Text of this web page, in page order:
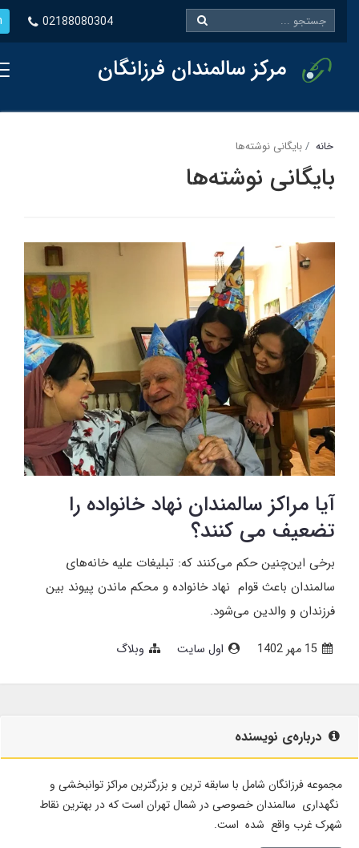
02188080304
مرکز سالمندان فرزانگان
خانه بایگانی نوشته‌ها
بایگانی نوشته‌ها
آیا مراکز سالمندان نهاد خانواده را
تضعیف می کنند؟
برخی این‌چنین حکم می‌کنند که: تبلیغات علیه خانه‌های
سالمندان باعث قوام نهاد خانواده و محکم ماندن پیوند بین
فرزندان و والدین می‌شود.
15 مهر 1402 اول سایت وبلاگ
درباره‌ی نویسنده
مجموعه فرزانگان شامل با سابقه ترین و بزرگترین مراکز توانبخشی و
نگهداری سالمندان خصوصی در شمال تهران است که در بهترین نقاط
شهرک غرب واقع شده است.